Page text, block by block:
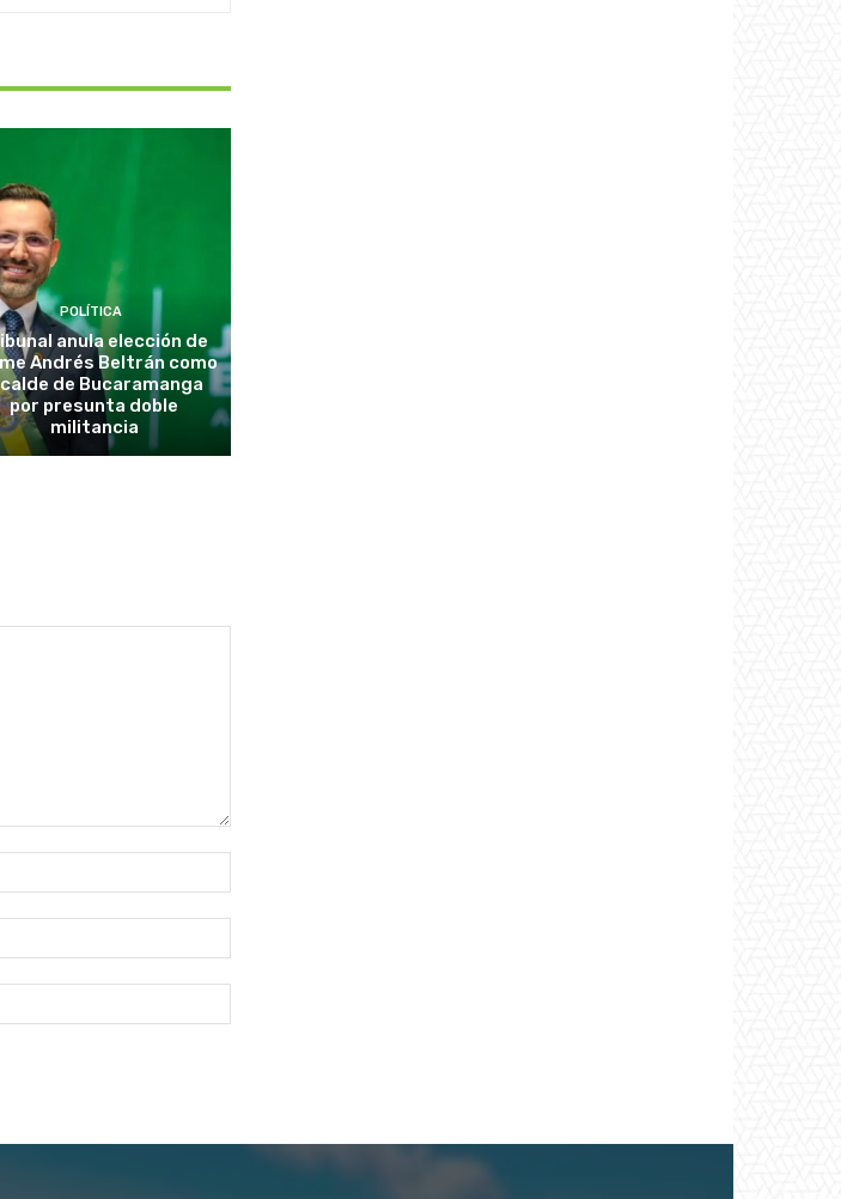
POLÍTICA
anula elección de
Andrés Beltrán como
de Bucaramanga
por presunta doble
militancia
electrónico:*
web: